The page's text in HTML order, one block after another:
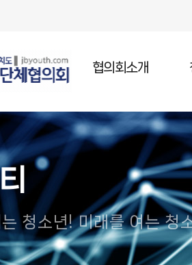
협의회소개
인사말
설립목적
주요연혁
조직임원
오시는길
청소년! 미래를 여는 청